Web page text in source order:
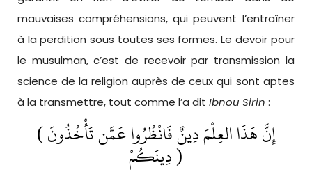
mauvaises compréhensions, qui peuvent l’entraîner
à la perdition sous toutes ses formes. Le devoir pour
le musulman, c’est de recevoir par transmission la
science de la religion auprès de ceux qui sont aptes
à la transmettre, tout comme l’a dit Ibnou Sirin :
( إِنَّ هَذَا العِلْمَ دِينٌ فَانْظُرُوا عَمَّن تَأْخُذُونَ
دِينَكُمْ )